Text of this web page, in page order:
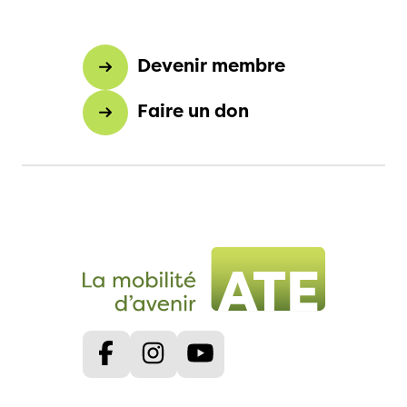
d’entraide) et vous perdrez le droit aux rabais de
membre (assurance véhicule à moteur, par
exemple).
Vous pouvez envoyer votre résiliation par
formulaire.
Devenir membre
Faire un don
FacebookInstagram